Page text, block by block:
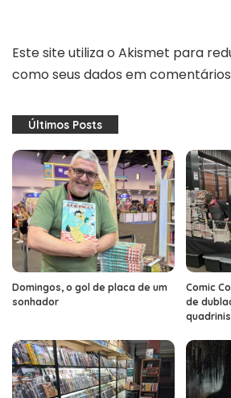
Este site utiliza o Akismet para
como seus dados em
Últimos Posts
Domingos, o gol de placa de um
sonhador
Comic
de